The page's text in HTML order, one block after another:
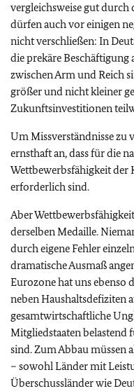
vergleichsweise gut
dürfen auch vor einigen
nicht verschließen: In
die prekäre Beschäftigung
zwischen Arm und Reich
größer und nicht kleiner
Zukunftsinvestitionen
Um Missverständnisse zu
ernsthaft an, dass für die
Wettbewerbsfähigkeit der
erforderlich sind.
Aber
derselben Medaille.
durch eigene Fehler
dramatische Ausmaß
Eurozone hat uns ebenso
neben Haushaltsdefiziten
gesamtwirtschaftliche
Mitgliedstaaten belastend
sind. Zum Abbau müssen
– sowohl Länder mit
Überschussländer wie